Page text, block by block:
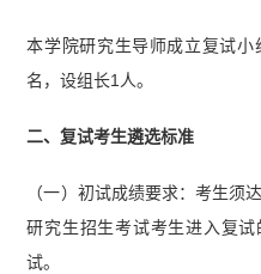
6）】 【2026管理类联
整版】】
本学院研究生导师成立复试
名，设组长1人。
二、复试考生遴选标准
（一）初试成绩要求：考生须
研究生招生考试考生进入复
试。